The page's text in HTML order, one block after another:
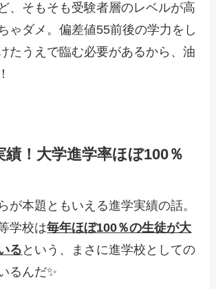
、そもそも受験者層のレベルが高
ゃダメ。偏差値55前後の学力をし
たうえで臨む必要があるから、油
績！大学進学率ほぼ100％
が本題ともいえる進学実績の話。
学校は毎年ほぼ100％の生徒が大
る という、まさに進学校としての
るんだ✨